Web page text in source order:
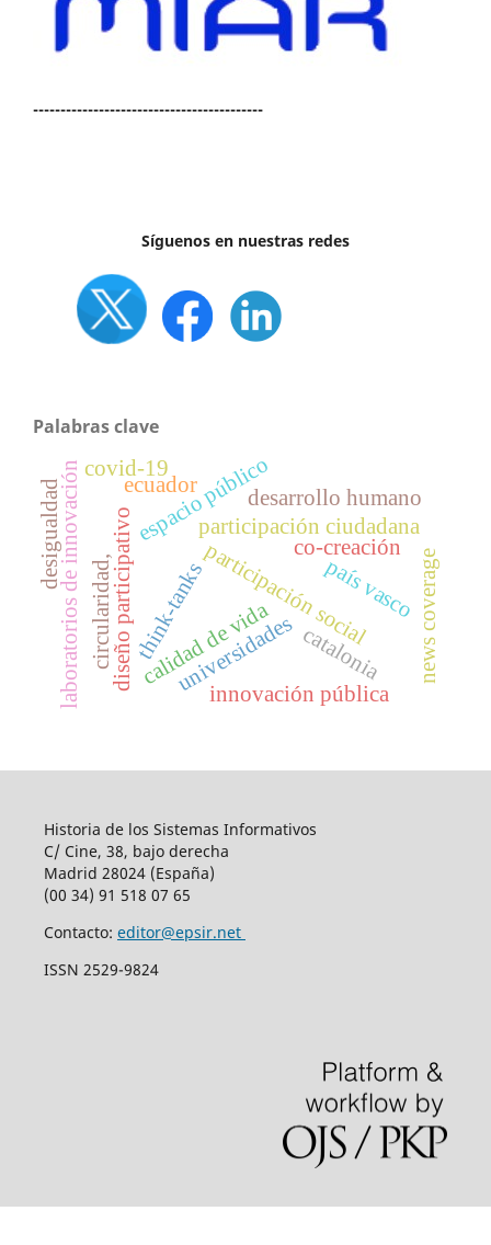
------------------------------------------
Síguenos en nuestras redes
Palabras clave
participación social
participación ciudadana
espacio público
diseño participativocalidad de vida
universidades
circularidad,
innovación pública
laboratorios de innovación co-creación
think-tanks
ecuador
desigualdad desarrollo humano
news coverage
catalonia
covid-19
país vasco
Historia de los Sistemas Informativos
C/ Cine, 38, bajo derecha
Madrid 28024 (España)
(00 34) 91 518 07 65
Contacto: editor@epsir.net
ISSN 2529-9824